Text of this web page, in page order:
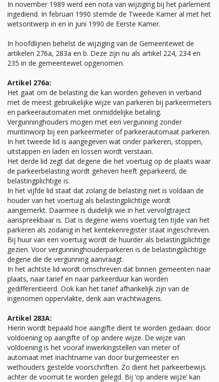
In november 1989 werd een nota van wijziging bij het parlement
ingediend. In februari 1990 stemde de Tweede Kamer al met het
wetsontwerp in en in juni 1990 de Eerste Kamer.
In hoofdlijnen behelst de wijziging van de Gemeentewet de
artikelen 276a, 283a en b. Deze zijn nu als artikel 224, 234 en
235 in de gemeentewet opgenomen.
Artikel 276a:
Het gaat om de belasting die kan worden geheven in verband
met de meest gebruikelijke wijze van parkeren bij parkeermeters
en parkeerautomaten met onmiddelijke betaling.
Vergunninghouders mogen met een vergunning zonder
muntinworp bij een parkeermeter of parkeerautomaat parkeren.
In het tweede lid is aangegeven wat onder parkeren, stoppen,
uitstappen en laden en lossen wordt verstaan.
Het derde lid zegt dat degene die het voertuig op de plaats waar
de parkeerbelasting wordt geheven heeft geparkeerd, de
belastingplichtige is.
In het vijfde lid staat dat zolang de belasting niet is voldaan de
houder van het voertuig als belastingplichtige wordt
aangemerkt. Daarmee is duidelijk wie in het vervolgtraject
aanspreekbaar is. Dat is degene wiens voertuig ten tijde van het
parkeren als zodanig in het kentekenregister staat ingeschreven.
Bij huur van een voertuig wordt de huurder als belastingplichtige
gezien. Voor vergunninghouderparkeren is de belastingplichtige
degene die de vergunning aanvraagt.
In het achtste lid wordt omschreven dat binnen gemeenten naar
plaats, naar tarief en naar parkeerduur kan worden
gedifferentieerd. Ook kan het tarief afhankelijk zijn van de
ingenomen oppervlakte, denk aan vrachtwagens.
Artikel 283A:
Hierin wordt bepaald hoe aangifte dient te worden gedaan: door
voldoening op aangifte of op andere wijze. De wijze van
voldoening is het vooraf inwerkingstellen van meter of
automaat met inachtname van door burgemeester en
wethouders gestelde voorschriften. Zo dient het parkeerbewijs
achter de voorruit te worden gelegd. Bij ‘op andere wijze’ kan